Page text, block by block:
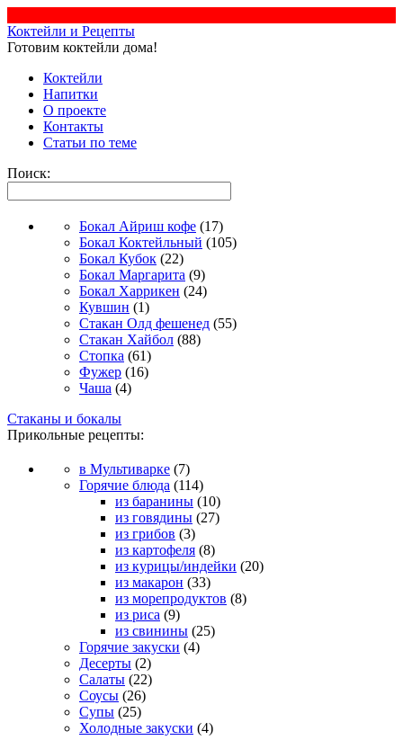
Коктейли и Рецепты
Готовим коктейли дома!
Коктейли
Напитки
О проекте
Контакты
Статьи по теме
Поиск:
Бокал Айриш кофе (17)
Бокал Коктейльный (105)
Бокал Кубок (22)
Бокал Маргарита (9)
Бокал Харрикен (24)
Кувшин (1)
Стакан Олд фешенед (55)
Стакан Хайбол (88)
Стопка (61)
Фужер (16)
Чаша (4)
Стаканы и бокалы
Прикольные рецепты:
в Мультиварке (7)
Горячие блюда (114)
из баранины (10)
из говядины (27)
из грибов (3)
из картофеля (8)
из курицы/индейки (20)
из макарон (33)
из морепродуктов (8)
из риса (9)
из свинины (25)
Горячие закуски (4)
Десерты (2)
Салаты (22)
Соусы (26)
Супы (25)
Холодные закуски (4)